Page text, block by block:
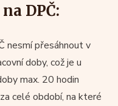
DPČ:
nesmí přesáhnout v
doby, což je u
max. 20 hodin
celé období, na které